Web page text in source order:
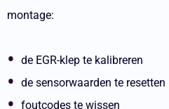
montage:
de EGR-klep te kalibreren
de sensorwaarden te resetten
foutcodes te wissen